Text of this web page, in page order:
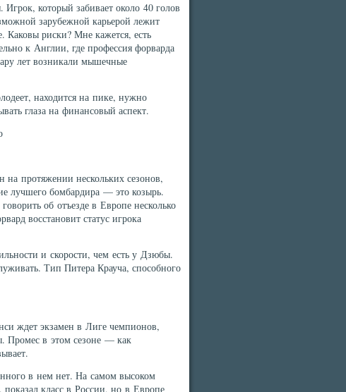
который забивает около 40 голов
зарубежной карьерой лежит
Каковы риски? Мне кажется, есть
к Англии, где профессия форварда
лет возникали мышечные
находится на пике, нужно
глаза на финансовый аспект.
протяжении нескольких сезонов,
лучшего бомбардира — это козырь.
об отъезде в Европе несколько
восстановит статус игрока
и скорости, чем есть у Дзюбы.
Тип Питера Крауча, способного
ждет экзамен в Лиге чемпионов,
Промес в этом сезоне — как
в нем нет. На самом высоком
класс в России, но в Европе